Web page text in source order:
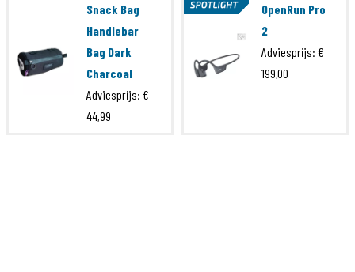
Snack Bag
Handlebar
Bag Dark
Charcoal
Adviesprijs: €
44,99
OpenRun Pro
2
Adviesprijs: €
199,00